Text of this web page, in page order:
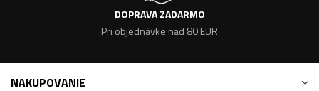
DOPRAVA ZADARMO
Pri objednávke nad 80 EUR
NAKUPOVANIE